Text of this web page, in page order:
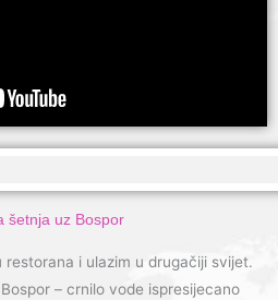
šetnja uz Bospor
i ulazim u drugačiji svijet.
– crnilo vode ispresijecano